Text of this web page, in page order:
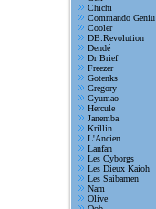
Chichi
Commando Geniu
Cooler
DB:Revolution
Dendé
Dr Brief
Freezer
Gotenks
Gregory
Gyumao
Hercule
Janemba
Krillin
L'Ancien
Lanfan
Les Cyborgs
Les Dieux Kaioh
Les Saibamen
Nam
Olive